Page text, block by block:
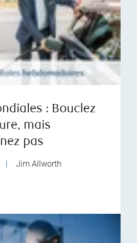
: Bouclez
mais
pas
| Jim Allworth